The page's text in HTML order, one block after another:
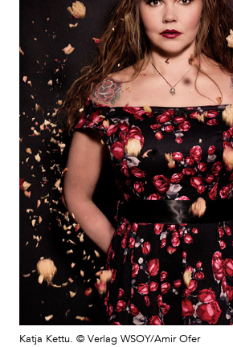
Katja Kettu. © Verlag WSOY/Amir Ofer